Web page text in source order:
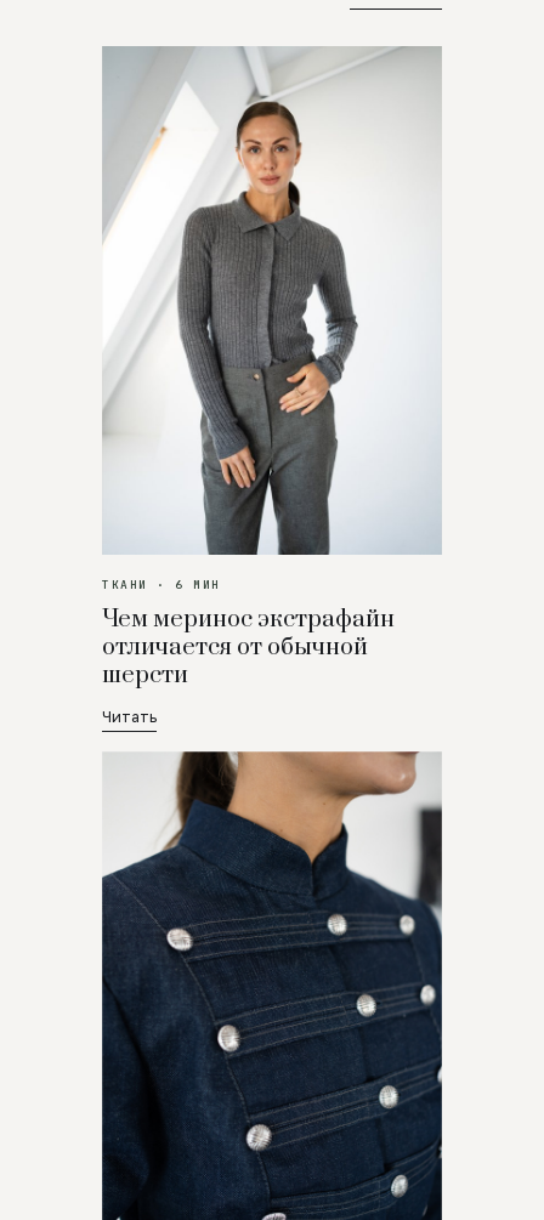
ТКАНИ · 6 МИН
Чем меринос экстрафайн
отличается от обычной
шерсти
Читать